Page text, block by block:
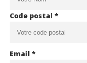
Code postal *
Email *